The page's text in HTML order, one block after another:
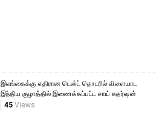
இலங்கைக்கு எதிரான டெஸ்ட் தொடரில் விளையாட
இந்திய குழாத்தில் இணைக்கப்பட்ட சாய் சுதர்ஷன்
45Views